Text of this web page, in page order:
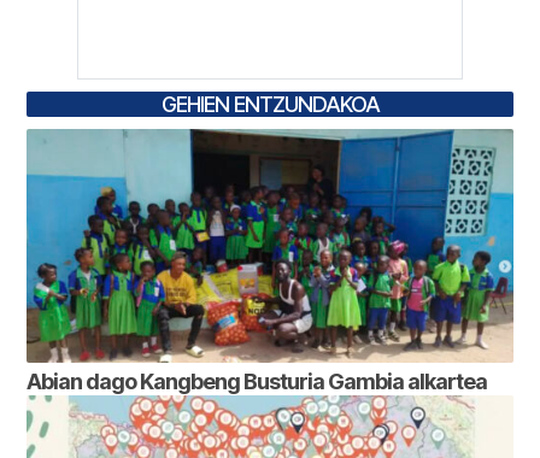
GEHIEN ENTZUNDAKOA
Abian dago Kangbeng Busturia Gambia alkartea